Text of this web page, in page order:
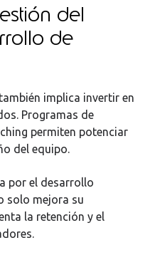
del
de
implica invertir en
Programas de
permiten potenciar
del equipo.
por el desarrollo
solo mejora su
la retención y el